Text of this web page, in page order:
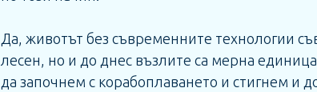
Да, животът без съвременните технологии
лесен, но и до днес възлите са мерна
да започнем с корабоплаването и стигнем и